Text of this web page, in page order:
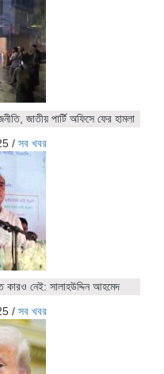
জাতীয় পার্টি অফিসে ফের হামলা
/ সব খবর
কারও নেই: সালাহউদ্দিন আহমেদ
/ সব খবর